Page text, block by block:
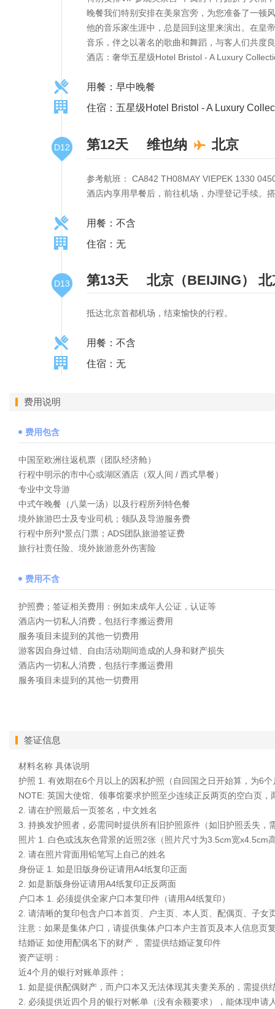
晚餐我们特别安排在美泉宫旁，为您准备了一顿
他的音乐家生涯中，总是回到这里来演出。在皇
音乐，伴之以著名的歌曲和舞蹈，与客人们共度
酒店：奢华五星级Hotel Bristol - A Luxury
用餐：早中晚餐
住宿：五星级Hotel Bristol - A Luxury
D12 第12天 维也纳 北京
参考航班： CA842 TH08MAY VIEPEK 1330
酒店内享用早餐后，前往机场，办理登记手续。
用餐：不含
住宿：无
D13 第13天 北京（BEIJING） 北
抵达北京首都机场，结束愉快的行程。
用餐：不含
住宿：无
费用说明
费用包含
中国至欧洲往返机票（团队经济舱）
行程中明示的市中心或湖区酒店（双人间 / 西式早餐）
专业中文导游
中式午晚餐（八菜一汤）以及行程所列特色餐
境外旅游巴士及专业司机；领队及导游服务费
行程中所列*景点门票；ADS团队旅游签证费
旅行社责任险、境外旅游意外伤害险
费用不含
护照费；签证相关费用：例如未成年人公证，认证等
酒店内一切私人消费，包括行李搬运费用
服务项目未提到的其他一切费用
游客因自身过错、自由活动期间造成的人身和财产损失
酒店内一切私人消费，包括行李搬运费用
服务项目未提到的其他一切费用
签证信息
材料名称 具体说明
护照 1.
有效期在6个月以上的因私护照（自回国之日开始算，为6个
NOTE: 英国大使馆、领事馆要求护照至少连续正反两页的空白页，
2. 请在护照最后一页签名，中文姓名
3. 持换发护照者，必需同时提供所有旧护照原件（如旧护照丢失，
照片 1.
白色或浅灰色背景的近照2张（照片尺寸为3.5cm宽x4.5cm
2. 请在照片背面用铅笔写上自己的姓名
身份证 1.
如是旧版身份证请用A4纸复印正面
2. 如是新版身份证请用A4纸复印正反两面
户口本 1.
必须提供全家户口本复印件（请用A4纸复印）
2. 请清晰的复印包含户口本首页、户主页、本人页、配偶页、子女
注意：如果是集体户口，请提供集体户口本户主首页及本人信息页
结婚证 如使用配偶名下的财产， 需提供结婚证复印件
资产证明：
近4个月的银行对账单原件；
1.
如是提供配偶财产，而户口本又无法体现其夫妻关系的，需提供
2.
必须提供近四个月的银行对帐单（没有余额要求），能体现申请